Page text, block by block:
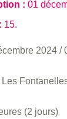
: 01
15.
2024 /
Les
(2 jours)